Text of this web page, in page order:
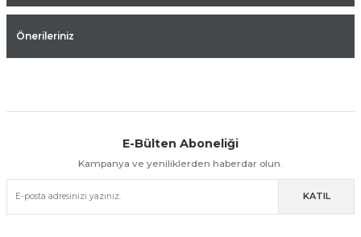
Önerileriniz
Kolay İade & Değişim Güvenli Alışveriş
Güvenli Paketleme Taksit / Havale İle Alışveriş Kolay İade & Değişim
E-Bülten Aboneliği
Kampanya ve yeniliklerden haberdar olun.
KATIL